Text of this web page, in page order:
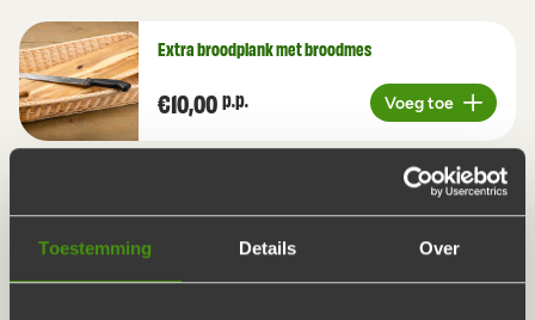
Toestemming Details Over
Extra broodplank met broodmes
€10,00 p.p.
Aantal
Voeg toe
Aantal